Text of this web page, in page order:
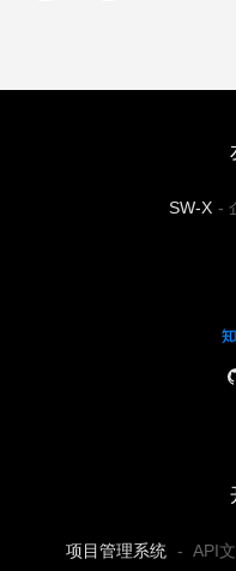
SW-X -
项目管理系统 - API